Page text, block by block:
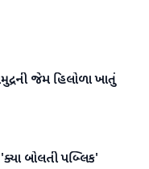
જેમ હિલોળા ખાતું
બોલતી પબ્લિક'